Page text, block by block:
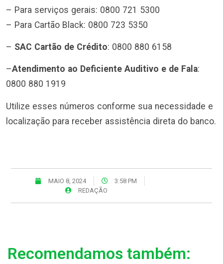
– Para serviços gerais: 0800 721 5300
– Para Cartão Black: 0800 723 5350
– SAC Cartão de Crédito: 0800 880 6158
–Atendimento ao Deficiente Auditivo e de Fala:
0800 880 1919
Utilize esses números conforme sua necessidade e
localização para receber assistência direta do banco.
MAIO 8, 2024
3:58 PM
REDAÇÃO
Recomendamos também: